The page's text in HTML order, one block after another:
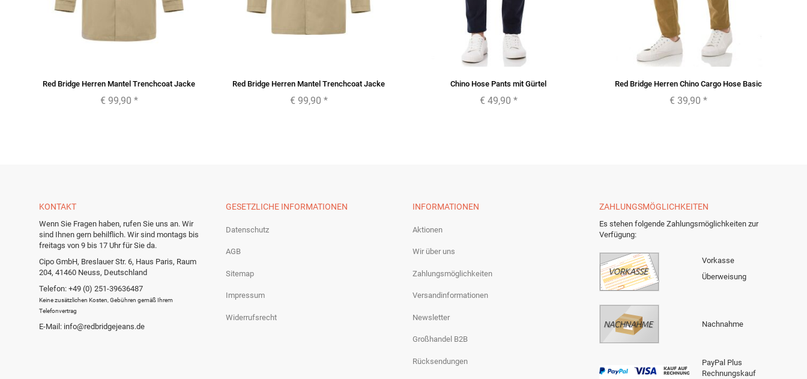
Red Bridge Herren Mantel Trenchcoat Jacke
€ 99,90 *
Red Bridge Herren Mantel Trenchcoat Jacke
€ 99,90 *
Chino Hose Pants mit Gürtel
€ 49,90 *
Red Bridge Herren Chino Cargo Hose Basic
€ 39,90 *
KONTAKT
Wenn Sie Fragen haben, rufen Sie uns an. Wir
sind Ihnen gern behilflich. Wir sind montags bis
freitags von 9 bis 17 Uhr für Sie da.
Cipo GmbH, Breslauer Str. 6, Haus Paris, Raum
204, 41460 Neuss, Deutschland
Telefon: +49 (0) 251-39636487
Keine zusätzlichen Kosten, Gebühren gemäß Ihrem
Telefonvertrag
E-Mail: info@redbridgejeans.de
GESETZLICHE INFORMATIONEN
Datenschutz
AGB
Sitemap
Impressum
Widerrufsrecht
INFORMATIONEN
Aktionen
Wir über uns
Zahlungsmöglichkeiten
Versandinformationen
Newsletter
Großhandel B2B
Rücksendungen
ZAHLUNGSMÖGLICHKEITEN
Es stehen folgende Zahlungsmöglichkeiten zur
Verfügung:
Vorkasse
Überweisung
Nachnahme
PayPal Plus
Rechnungskauf